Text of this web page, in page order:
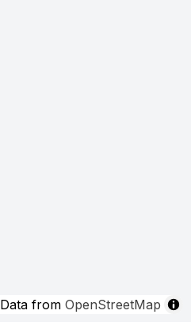
Data from OpenStreetMap